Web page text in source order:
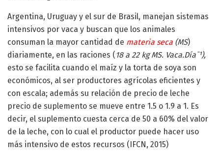
Argentina, Uruguay y el sur de Brasil, manejan sistemas
intensivos por vaca y buscan que los animales
consuman la mayor cantidad de materia seca (MS)
diariamente, en las raciones (18 a 22 kg MS. Vaca.Día¯¹),
esto se facilita cuando el maíz y la torta de soya son
económicos, al ser productores agrícolas eficientes y
con escala; además su relación de precio de leche
precio de suplemento se mueve entre 1.5 o 1.9 a 1. Es
decir, el suplemento cuesta cerca de 50 a 60% del valor
de la leche, con lo cual el productor puede hacer uso
más intensivo de estos recursos (IFCN, 2015)